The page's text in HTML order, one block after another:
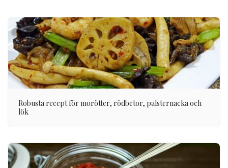
Robusta recept för morötter, rödbetor, palsternacka och
lök